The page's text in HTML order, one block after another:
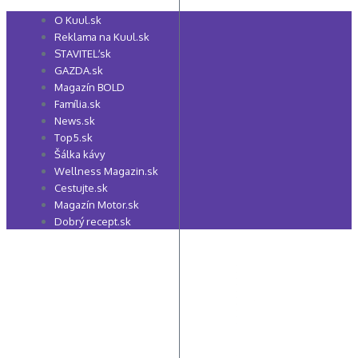
Preskočiť
O Kuul.sk
Reklama na Kuul.sk
STAVITEĽ.sk
GAZDA.sk
Magazín BOLD
Família.sk
News.sk
Top5.sk
Šálka kávy
Wellness Magazin.sk
Cestujte.sk
Magazín Motor.sk
Dobrý recept.sk